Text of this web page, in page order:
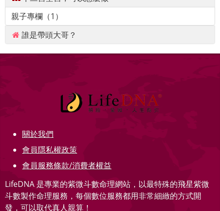
親子專欄（1）
誰是帶頭大哥？
關於我們
會員隱私權政策
會員服務條款/消費者權益
LifeDNA 是專業的紫微斗數命理網站，以最特殊的飛星紫微
斗數製作命理服務，每個數位服務都用非常細緻的方式開
發，可以取代真人親算！